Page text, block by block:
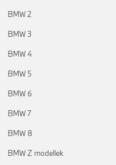
BMW 2
BMW 3
BMW 4
BMW 5
BMW 6
BMW 7
BMW 8
BMW Z modellek